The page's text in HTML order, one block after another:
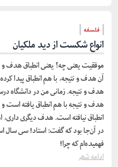
فلسفه
انواع شکست از دید ملکیان
موفقیت یعنی چه؟ یعنی انطباق هدف و
آن هدف و نتیجه، با هم انطباق پیدا
هدف و نتیجه. زمانی من در دانشگاه
هدف و نتیجه با هم انطباق یافته
انطباق نیافته است. هدف دیگری
در آن‌جا بود که گفت: استاد! سی
فهمیده‌ام که چرا!
ادامه شعر